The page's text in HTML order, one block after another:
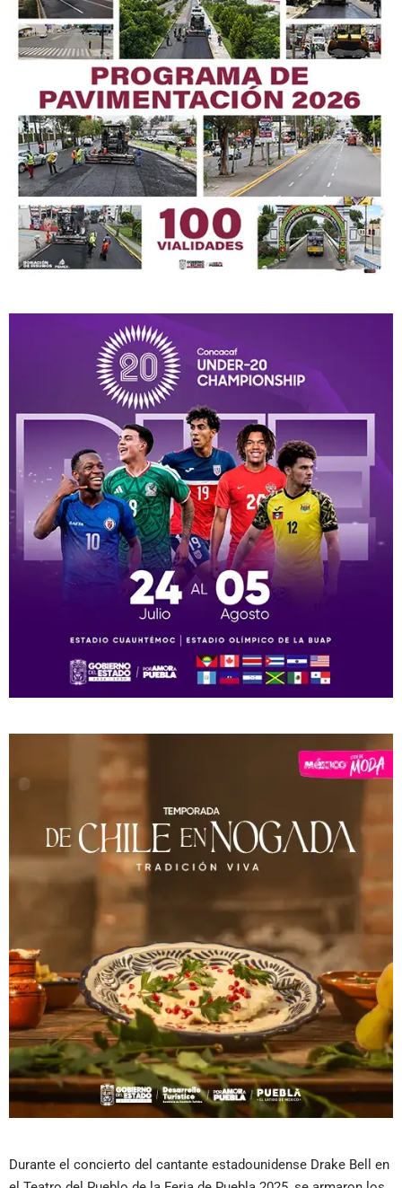
Durante el concierto del cantante estadounidense Drake Bell en